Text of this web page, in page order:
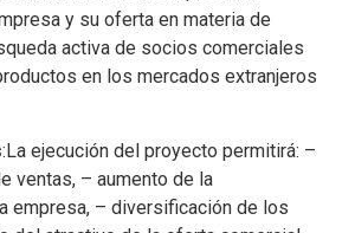
y su oferta en materia de
activa de socios comerciales
en los mercados extranjeros
:La ejecución del proyecto permitirá: –
ventas, – aumento de la
empresa, – diversificación de los